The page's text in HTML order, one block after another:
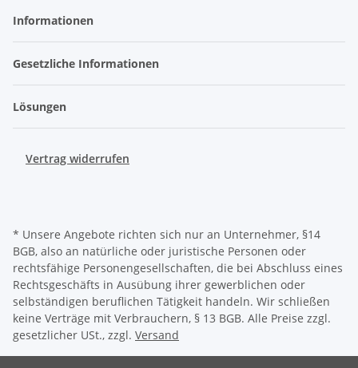
Informationen
Gesetzliche Informationen
Lösungen
Vertrag widerrufen
* Unsere Angebote richten sich nur an Unternehmer, §14
BGB, also an natürliche oder juristische Personen oder
rechtsfähige Personengesellschaften, die bei Abschluss eines
Rechtsgeschäfts in Ausübung ihrer gewerblichen oder
selbständigen beruflichen Tätigkeit handeln. Wir schließen
keine Verträge mit Verbrauchern, § 13 BGB. Alle Preise zzgl.
gesetzlicher USt., zzgl. Versand